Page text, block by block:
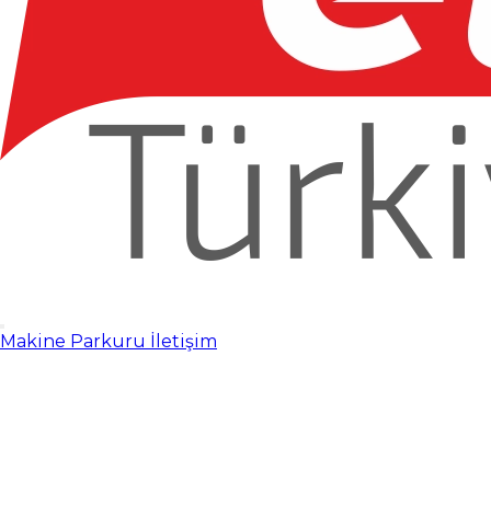
Makine Parkuru İletişim